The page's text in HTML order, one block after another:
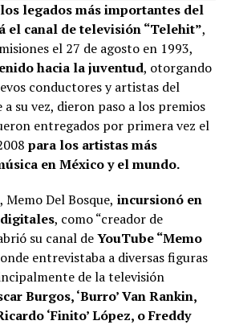
legados más importantes del
el canal de televisión “Telehit”,
el 27 de agosto en 1993,
hacia la juventud, otorgando
conductores y artistas del
su vez, dieron paso a los premios
entregados por primera vez el
para los artistas más
en México y el mundo.
Del Bosque, incursionó en
, como “creador de
su canal deYouTube “Memo
entrevistaba a diversas figuras
de la televisión
Burgos, ‘Burro’ Van Rankin,
‘Finito’ López, o Freddy